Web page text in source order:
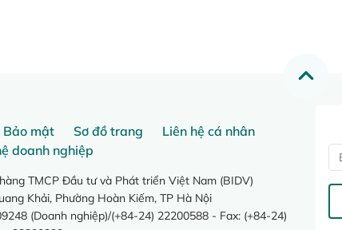
Bảo mật Sơ đồ trang
Liên hệ cá nhân
doanh nghiệp
TMCP Đầu tư và Phát triển Việt Nam (BIDV)
Khải, Phường Hoàn Kiếm, TP Hà Nội
(Doanh nghiệp)/(+84-24) 22200588 - Fax: (+84-24)